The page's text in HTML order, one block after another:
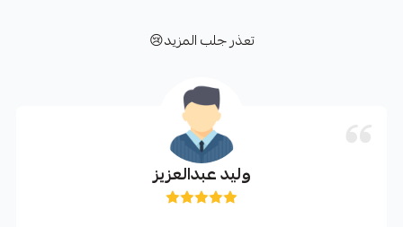
تعذر جلب المزيد😢
وليد عبدالعزيز